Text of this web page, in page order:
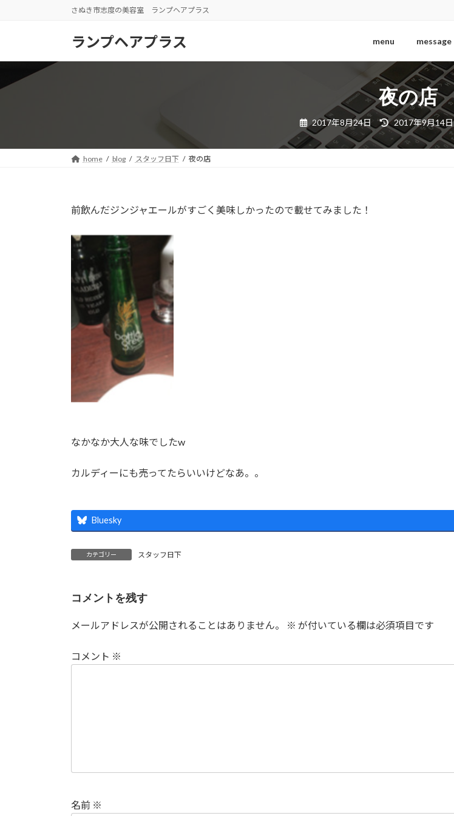
ツ
シ
さぬき市志度の美容室 ランプヘアプラス
ランプヘアプラス menu message
夜の店
2017年8月24日
最
終
更
新
日
2017年9月14日
home blog スタッフ日下 夜の店
前飲んだジンジャエールがすごく美味しかったので載せてみました！
なかなか大人な味でしたw
カルディーにも売ってたらいいけどなあ。。
Bluesky
カテゴリー スタッフ日下
コメントを残す
メールアドレスが公開されることはありません。 ※ が付いている欄は必須項目です
コメント ※
名前 ※